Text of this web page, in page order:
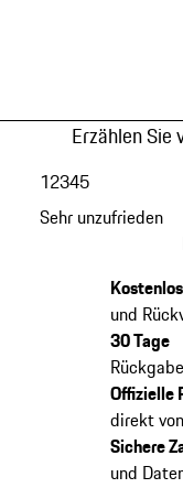
Erzählen Sie
Sehr unzufrieden
12345
und
30 Tage
Offizielle
direkt
Sichere
und